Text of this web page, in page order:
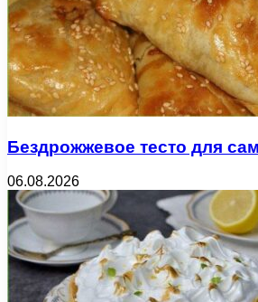
Бездрожжевое тесто для
06.08.2026